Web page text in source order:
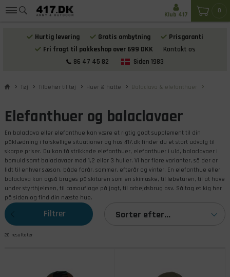
Hurtig levering Gratis ombytning
Prisgaranti
Fri fragt til pakkeshop over 699 DKK
Kontakt os
86 47 45 82
Siden 1983
0
Klub 417
Tøj Tilbehør til tøj Huer & hatte Balaclava & elefanthuer
Elefanthuer og balaclavaer
En balaclava eller elefanthue kan være et rigtig godt supplement til din
påklædning i forskellige situationer og hos 417.dk finder du et stort udvalg til
skarpe priser. Du kan få strikkede elefanthuer, elefanthuer i uld, balaclavaer i
bomuld samt balaclavaer med 1,2 eller 3 huller. Vi har flere varianter, så der er
lidt til enhver sæson, både forår, sommer, efterår og vinter. En elefanthue eller
balaclava kan også bruges på skituren som en skimaske, til løbeturen, til at have
under styrthjelmen, til camouflage på jagt, til arbejdsbrug osv. Så tag et kig her
på siden og find din næste hue.
Filtrer
produkterne
Sorter efter...
20 resultater